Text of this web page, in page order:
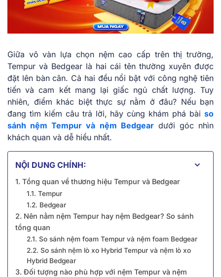
Giữa vô vàn lựa chọn nệm cao cấp trên thị trường,
Tempur và Bedgear là hai cái tên thường xuyên được
đặt lên bàn cân. Cả hai đều nổi bật với công nghệ tiên
tiến và cam kết mang lại giấc ngủ chất lượng. Tuy
nhiên, điểm khác biệt thực sự nằm ở đâu? Nếu bạn
đang tìm kiếm câu trả lời, hãy cùng khám phá bài so
sánh nệm Tempur và nệm Bedgeardưới góc nhìn
khách quan và dễ hiểu nhất.
NỘI DUNG CHÍNH:
1. Tổng quan về thương hiệu Tempur và Bedgear
1.1. Tempur
1.2. Bedgear
2. Nên nằm nệm Tempur hay nệm Bedgear? So sánh
tổng quan
2.1. So sánh nệm foam Tempur và nệm foam Bedgear
2.2. So sánh nệm lò xo Hybrid Tempur và nệm lò xo
Hybrid Bedgear
3. Đối tượng nào phù hợp với nệm Tempur và nệm